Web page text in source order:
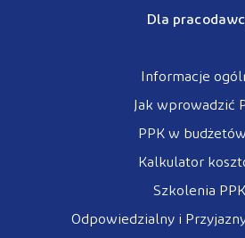
Dla
Informacje
Jak wprowadzić
PPK w
Kalkulator
Szkolenia PPK
Odpowiedzialny i